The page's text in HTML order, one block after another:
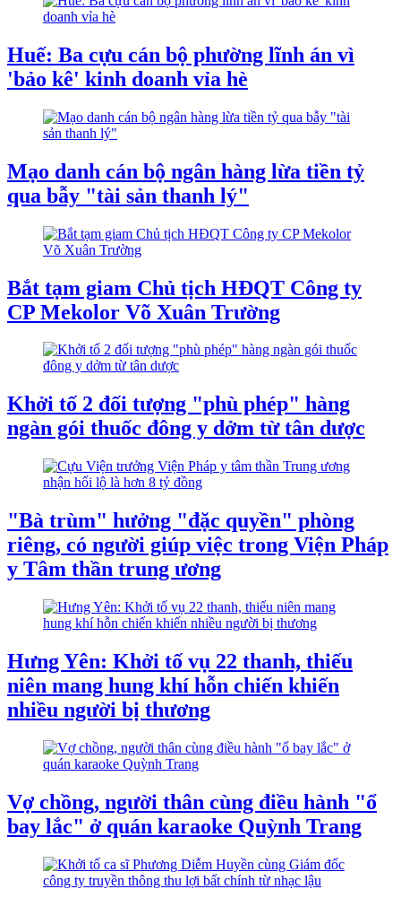
Huế: Ba cựu cán bộ phường lĩnh án vì
'bảo kê' kinh doanh vỉa hè
Mạo danh cán bộ ngân hàng lừa tiền tỷ
qua bẫy "tài sản thanh lý"
Bắt tạm giam Chủ tịch HĐQT Công ty
CP Mekolor Võ Xuân Trường
Khởi tố 2 đối tượng "phù phép" hàng
ngàn gói thuốc đông y dởm từ tân dược
"Bà trùm" hưởng "đặc quyền" phòng
riêng, có người giúp việc trong Viện Pháp
y Tâm thần trung ương
Hưng Yên: Khởi tố vụ 22 thanh, thiếu
niên mang hung khí hỗn chiến khiến
nhiều người bị thương
Vợ chồng, người thân cùng điều hành "ổ
bay lắc" ở quán karaoke Quỳnh Trang